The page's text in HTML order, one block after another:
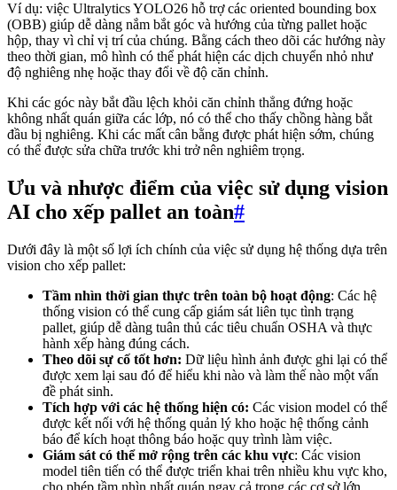
Ví dụ: việc Ultralytics YOLO26 hỗ trợ các oriented bounding box
(OBB) giúp dễ dàng nắm bắt góc và hướng của từng pallet hoặc
hộp, thay vì chỉ vị trí của chúng. Bằng cách theo dõi các hướng này
theo thời gian, mô hình có thể phát hiện các dịch chuyển nhỏ như
độ nghiêng nhẹ hoặc thay đổi về độ căn chỉnh.
Khi các góc này bắt đầu lệch khỏi căn chỉnh thẳng đứng hoặc
không nhất quán giữa các lớp, nó có thể cho thấy chồng hàng bắt
đầu bị nghiêng. Khi các mất cân bằng được phát hiện sớm, chúng
có thể được sửa chữa trước khi trở nên nghiêm trọng.
Ưu và nhược điểm của việc sử dụng vision
AI cho xếp pallet an toàn#
Dưới đây là một số lợi ích chính của việc sử dụng hệ thống dựa trên
vision cho xếp pallet:
Tầm nhìn thời gian thực trên toàn bộ hoạt động: Các hệ
thống vision có thể cung cấp giám sát liên tục tình trạng
pallet, giúp dễ dàng tuân thủ các tiêu chuẩn OSHA và thực
hành xếp hàng đúng cách.
Theo dõi sự cố tốt hơn: Dữ liệu hình ảnh được ghi lại có thể
được xem lại sau đó để hiểu khi nào và làm thế nào một vấn
đề phát sinh.
Tích hợp với các hệ thống hiện có: Các vision model có thể
được kết nối với hệ thống quản lý kho hoặc hệ thống cảnh
báo để kích hoạt thông báo hoặc quy trình làm việc.
Giám sát có thể mở rộng trên các khu vực: Các vision
model tiên tiến có thể được triển khai trên nhiều khu vực kho,
cho phép tầm nhìn nhất quán ngay cả trong các cơ sở lớn